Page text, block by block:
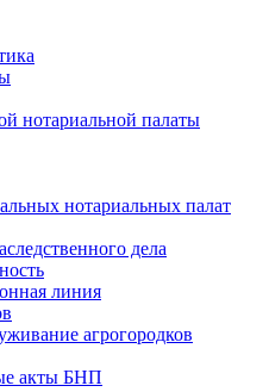
нотариальной палаты
нотариальных палат
дела
линия
агрогородков
акты БНП